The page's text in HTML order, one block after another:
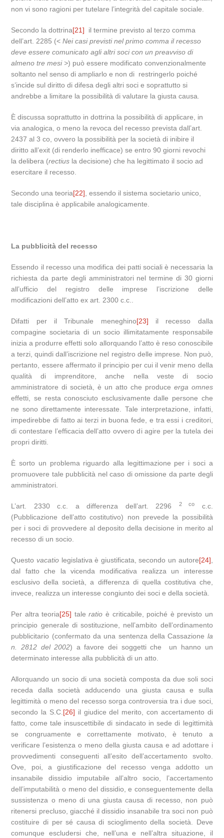
non vi sono ragioni per tutelare l’integrità del capitale sociale.
Secondo la dottrina[21] il termine previsto al terzo comma
dell’art. 2285 (<Nei casi previsti nel primo comma il recesso
deve essere comunicato agli altri soci con un preavviso di
almeno tre mesi >) può essere modificato convenzionalmente
soltanto nel senso di ampliarlo e non di restringerlo poiché
s’incide sul diritto di difesa degli altri soci e soprattutto si
andrebbe a limitare la possibilità di valutare la giusta causa.
È discussa soprattutto in dottrina la possibilità di applicare, in
via analogica, o meno la revoca del recesso prevista dall’art.
2437 al 3 co, ovvero la possibilità per la società di inibire il
diritto all’exit (di renderlo inefficace) se entro 90 giorni revochi
la delibera (rectius la decisione) che ha legittimato il socio ad
esercitare il recesso.
Secondo una teoria[22], essendo il sistema societario unico,
tale disciplina è applicabile analogicamente.
La pubblicità del recesso
Essendo il recesso una modifica dei patti sociali è necessaria la
richiesta da parte degli amministratori nel termine di 30 giorni
all’ufficio del registro delle imprese l’iscrizione delle
modificazioni dell’atto ex art. 2300 c.c..
Difatti per il Tribunale meneghino[23] il recesso dalla
compagine societaria di un socio illimitatamente responsabile
inizia a produrre effetti solo allorquando l’atto è reso conoscibile
a terzi, quindi dall’iscrizione nel registro delle imprese. Non può,
pertanto, essere affermato il principio per cui il venir meno della
qualità di imprenditore, anche nella veste di socio
amministratore di società, è un atto che produce erga omnes
effetti, se resta conosciuto esclusivamente dalle persone che
ne sono direttamente interessate. Tale interpretazione, infatti,
impedirebbe di fatto ai terzi in buona fede, e tra essi i creditori,
di contestare l’efficacia dell’atto ovvero di agire per la tutela dei
propri diritti.
È sorto un problema riguardo alla legittimazione per i soci a
promuovere tale pubblicità nel caso di omissione da parte degli
amministratori.
L’art. 2330 c.c. a differenza dell’art. 2296 2 co
c.c.
(Pubblicazione dell’atto costitutivo) non prevede la possibilità
per i soci di provvedere al deposito della decisione in merito al
recesso di un socio.
Questo vacatio legislativa è giustificata, secondo un autore[24],
dal fatto che la vicenda modificativa realizza un interesse
esclusivo della società, a differenza di quella costitutiva che,
invece, realizza un interesse congiunto dei soci e della società.
Per altra teoria[25] taleratioè criticabile, poiché è previsto un
principio generale di sostituzione, nell’ambito dell’ordinamento
pubblicitario (confermato da una sentenza della Cassazione la
n. 2812 del 2002) a favore dei soggetti che un hanno un
determinato interesse alla pubblicità di un atto.
Allorquando un socio di una società composta da due soli soci
receda dalla società adducendo una giusta causa e sulla
legittimità o meno del recesso sorga controversia tra i due soci,
secondo la S.C.[26] il giudice del merito, con accertamento di
fatto, come tale insuscettibile di sindacato in sede di legittimità
se congruamente e correttamente motivato, è tenuto a
verificare l’esistenza o meno della giusta causa e ad adottare i
provvedimenti conseguenti all’esito dell’accertamento svolto.
Ove, poi, a giustificazione del recesso venga addotto un
insanabile dissidio imputabile all’altro socio, l’accertamento
dell’imputabilità o meno del dissidio, e conseguentemente della
sussistenza o meno di una giusta causa di recesso, non può
ritenersi precluso, giacché il dissidio insanabile tra soci non può
costituire di per sé causa di scioglimento della società. Deve
comunque escludersi che, nell’una e nell’altra situazione, il